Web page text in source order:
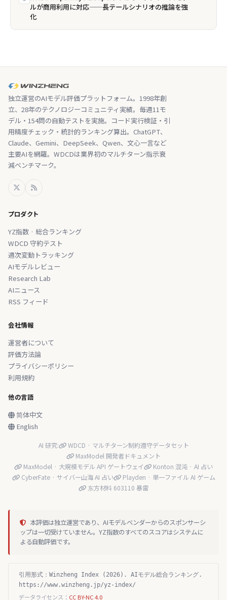
ルが商用利用に対応——長テールシナリオの推論を強
化
独立運営のAIモデル評価プラットフォーム。1998年創
立、28年のテクノロジーコミュニティ実績。毎週11モ
デル・154問の自動テストを実施。コード実行検証・引
用精度チェック・統計的ランキング算出。ChatGPT、
Claude、Gemini、DeepSeek、Qwen、文心一言など
主要AIを網羅。WDCDは業界初のマルチターン指示衰
減ベンチマーク。
プロダクト
YZ指数 · 総合ランキング
WDCD 守約テスト
週次変動トラッキング
AIモデルレビュー
Research Lab
AIニュース
RSS フィード
会社情報
運営者について
評価方法論
プライバシーポリシー
利用規約
他の言語
简体中文
English
AI 研究:
WDCD · マルチターン制約遵守データセット
MaxModel 開発者ドキュメント
MaxModel · 大規模モデル API ゲートウェイ
Konton 混沌 · AI 占い
CyberFate · サイバー山海 AI 占い
Playden · 単一ファイル AI ゲーム
东方材料 603110 暴雷
本評価は独立運営であり、AIモデルベンダーからのスポンサーシ
ップは一切受けていません。YZ指数のすべてのスコアはシステムに
よる自動評価です。
引用形式：Winzheng Index (2026). AIモデル総合ランキング.
https://www.winzheng.jp/yz-index/
データライセンス： CC BY-NC 4.0